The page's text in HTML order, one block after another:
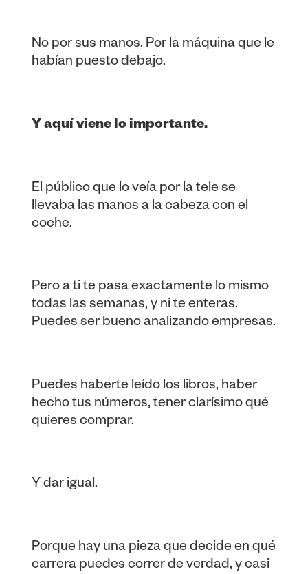
No por sus manos. Por la máquina que le
habían puesto debajo.
Y aquí viene lo importante.
El público que lo veía por la tele se
llevaba las manos a la cabeza con el
coche.
Pero a ti te pasa exactamente lo mismo
todas las semanas, y ni te enteras.
Puedes ser bueno analizando empresas.
Puedes haberte leído los libros, haber
hecho tus números, tener clarísimo qué
quieres comprar.
Y dar igual.
Porque hay una pieza que decide en qué
carrera puedes correr de verdad, y casi